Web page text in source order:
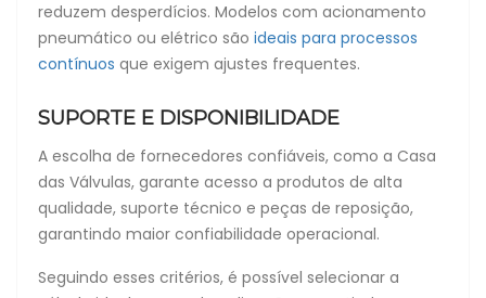
reduzem desperdícios. Modelos com acionamento
pneumático ou elétrico são ideais para processos
contínuos que exigem ajustes frequentes.
SUPORTE E DISPONIBILIDADE
A escolha de fornecedores confiáveis, como a Casa
das Válvulas, garante acesso a produtos de alta
qualidade, suporte técnico e peças de reposição,
garantindo maior confiabilidade operacional.
Seguindo esses critérios, é possível selecionar a